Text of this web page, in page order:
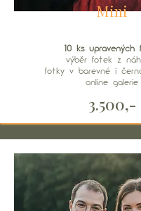
Mini
10 ks upravených
výběr fotek z
fotky v barevné i
online galerie​
3.500,-